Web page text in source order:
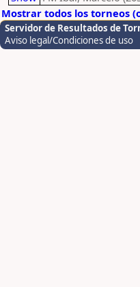
Mostrar todos los torneos
Servidor de Resultados de
Aviso legal/Condiciones de uso